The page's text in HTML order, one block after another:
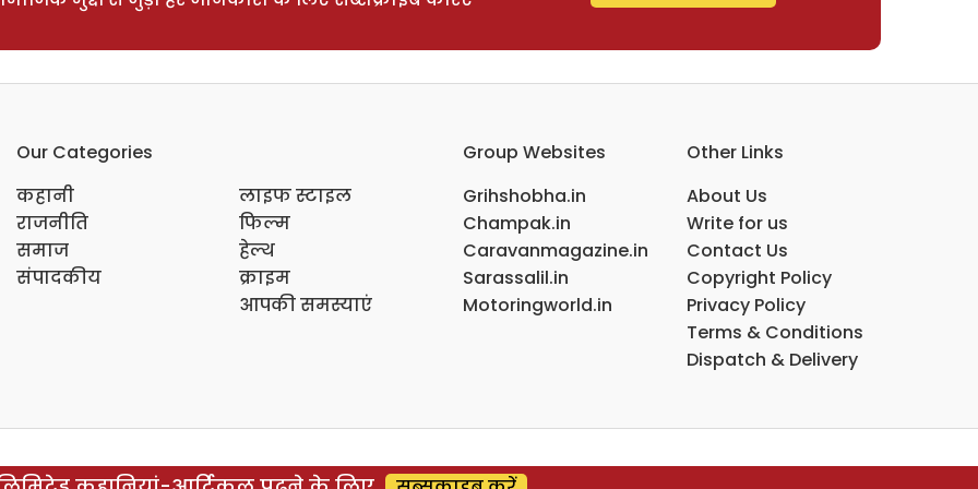
Our Categories
कहानी
राजनीति
समाज
संपादकीय
लाइफ स्टाइल
फिल्म
हेल्थ
क्राइम
आपकी समस्याएं
Group Websites
Grihshobha.in
Champak.in
Caravanmagazine.in
Sarassalil.in
Motoringworld.in
Other Links
About Us
Write for us
Contact Us
Copyright Policy
Privacy Policy
Terms & Conditions
Dispatch & Delivery